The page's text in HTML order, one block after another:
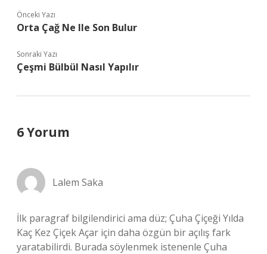
Önceki Yazı
Orta Çağ Ne Ile Son Bulur
Sonraki Yazı
Çeşmi Bülbül Nasıl Yapılır
6 Yorum
Lalem Saka
İlk paragraf bilgilendirici ama düz; Çuha Çiçeği Yılda
Kaç Kez Çiçek Açar için daha özgün bir açılış fark
yaratabilirdi. Burada söylenmek istenenle Çuha